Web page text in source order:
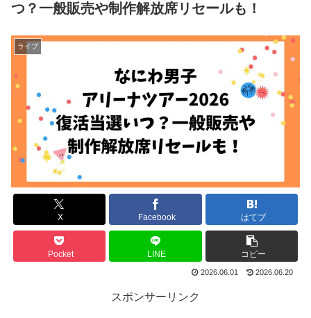
つ？一般販売や制作解放席リセールも！
ライブ
X Facebook はてブ
Pocket LINE コピー
2026.06.01 2026.06.20
スポンサーリンク